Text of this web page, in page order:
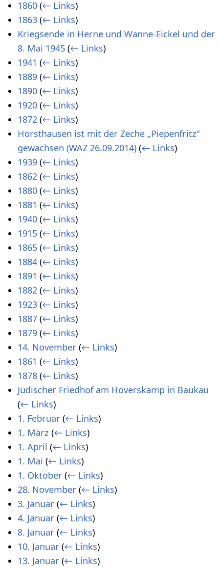
1860 (← Links)
1863 (← Links)
Kriegsende in Herne und Wanne-Eickel und der
8. Mai 1945 (← Links)
1941 (← Links)
1889 (← Links)
1890 (← Links)
1920 (← Links)
1872 (← Links)
Horsthausen ist mit der Zeche „Piepenfritz“
gewachsen (WAZ 26.09.2014) (← Links)
1939 (← Links)
1862 (← Links)
1880 (← Links)
1881 (← Links)
1940 (← Links)
1915 (← Links)
1865 (← Links)
1884 (← Links)
1891 (← Links)
1882 (← Links)
1923 (← Links)
1887 (← Links)
1879 (← Links)
14. November (← Links)
1861 (← Links)
1878 (← Links)
Jüdischer Friedhof am Hoverskamp in Baukau
(← Links)
1. Februar (← Links)
1. März (← Links)
1. April (← Links)
1. Mai (← Links)
1. Oktober (← Links)
28. November (← Links)
3. Januar (← Links)
4. Januar (← Links)
8. Januar (← Links)
10. Januar (← Links)
13. Januar (← Links)